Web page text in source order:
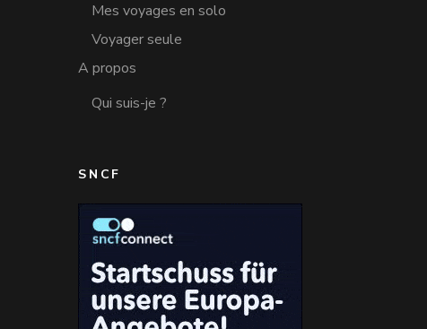
Mes voyages en solo
Voyager seule
A propos
Qui suis-je ?
SNCF